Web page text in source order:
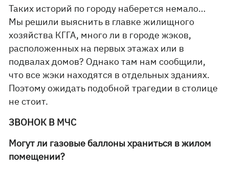
Таких историй по городу наберется немало…
Мы решили выяснить в главке жилищного
хозяйства КГГА, много ли в городе жэков,
расположенных на первых этажах или в
подвалах домов? Однако там нам сообщили,
что все жэки находятся в отдельных зданиях.
Поэтому ожидать подобной трагедии в столице
не стоит.
ЗВОНОК В МЧС
Могут ли газовые баллоны храниться в жилом
помещении?